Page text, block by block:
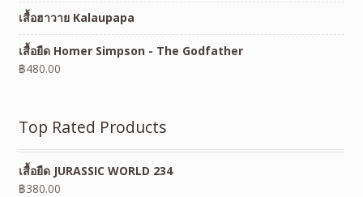
เสื้อฮาวาย Kalaupapa
เสื้อยืด Homer Simpson - The Godfather
฿480.00
Top Rated Products
เสื้อยืด JURASSIC WORLD 234
฿380.00